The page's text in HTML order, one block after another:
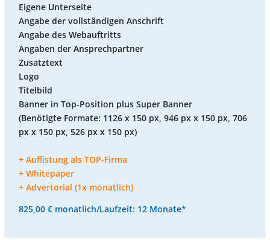
Eigene Unterseite
Angabe der vollständigen Anschrift
Angabe des Webauftritts
Angaben der Ansprechpartner
Zusatztext
Logo
Titelbild
Banner in Top-Position plus Super Banner
(Benötigte Formate: 1126 x 150 px, 946 px x 150 px, 706
px x 150 px, 526 px x 150 px)
+ Auflistung als TOP-Firma
+ Whitepaper
+ Advertorial (1x monatlich)
825,00 € monatlich/Laufzeit: 12 Monate*